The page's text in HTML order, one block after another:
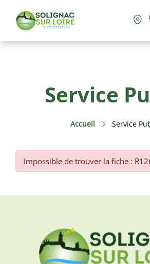
Vie Pratique
Culture & Loisirs
Tourisme
Service
Accueil Service
Impossible de trouver la fiche :